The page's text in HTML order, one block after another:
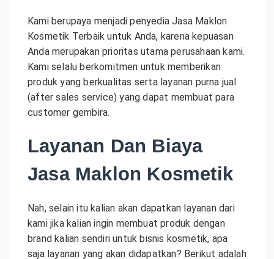
Kami berupaya menjadi penyedia Jasa Maklon
Kosmetik Terbaik untuk Anda, karena kepuasan
Anda merupakan prioritas utama perusahaan kami.
Kami selalu berkomitmen untuk memberikan
produk yang berkualitas serta layanan purna jual
(after sales service) yang dapat membuat para
customer gembira.
Layanan Dan Biaya
Jasa Maklon Kosmetik
Nah, selain itu kalian akan dapatkan layanan dari
kami jika kalian ingin membuat produk dengan
brand kalian sendiri untuk bisnis kosmetik, apa
saja layanan yang akan didapatkan? Berikut adalah